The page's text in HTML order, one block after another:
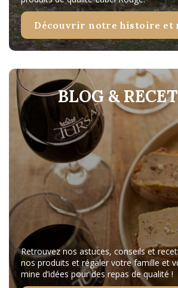
Découvrir notre histoire et
BLOG &
Retrouvez nos astuces, conseils et
nos produits et régaler votre famille et
mine d’idées pour des repas de qualité !